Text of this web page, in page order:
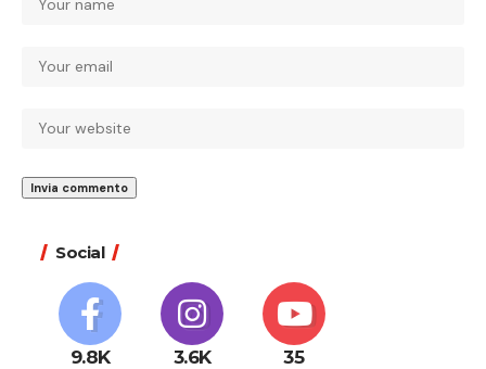
Social
9.8K 3.6K 35